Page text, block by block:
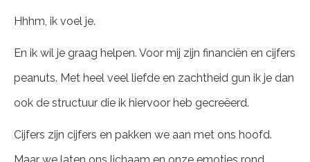
Hhhm, ik voel je.
En ik wil je graag helpen. Voor mij zijn financiën en cijfers
peanuts. Met heel veel liefde en zachtheid gun ik je dan
ook de structuur die ik hiervoor heb gecreëerd.
Cijfers zijn cijfers en pakken we aan met ons hoofd.